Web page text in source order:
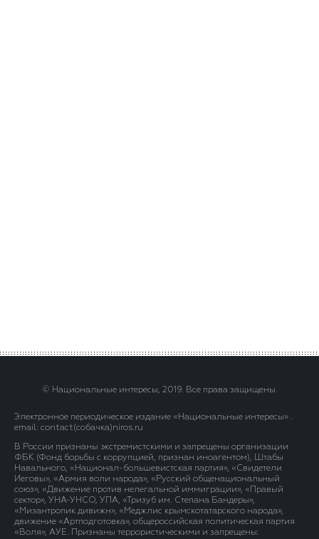
© Национальные интересы, 2019. Все права защищены.
Электронное периодическое издание «Национальные интересы» .
email: contact(сoбaчка)niros.ru
В России признаны экстремистскими и запрещены организации
ФБК (Фонд борьбы с коррупцией, признан иноагентом), Штабы
Навального, «Национал-большевистская партия», «Свидетели
Иеговы», «Армия воли народа», «Русский общенациональный
союз», «Движение против нелегальной иммиграции», «Правый
сектор», УНА-УНСО, УПА, «Тризуб им. Степана Бандеры»,
«Мизантропик дивижн», «Меджлис крымскотатарского народа»,
движение «Артподготовка», общероссийская политическая партия
«Воля», АУЕ. Признаны террористическими и запрещены: